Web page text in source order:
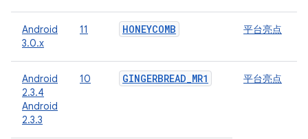
Android
3.0.x
11 HONEYCOMB 平台亮点
Android
2.3.4
Android
2.3.3
10 GINGERBREAD_MR1 平台亮点